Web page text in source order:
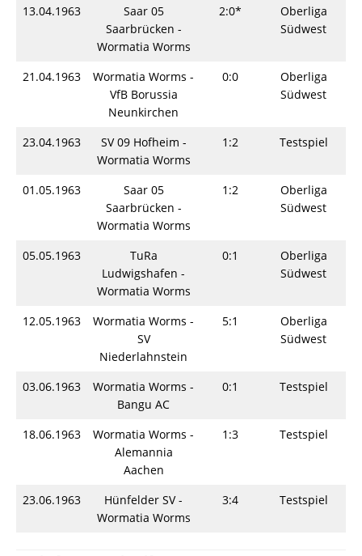
13.04.1963
Saar 05
Saarbrücken -
Wormatia Worms
2:0*
Oberliga
Südwest
21.04.1963
Wormatia Worms -
VfB Borussia
Neunkirchen
0:0
Oberliga
Südwest
23.04.1963
SV 09 Hofheim -
Wormatia Worms
1:2 Testspiel
01.05.1963
Saar 05
Saarbrücken -
Wormatia Worms
1:2
Oberliga
Südwest
05.05.1963
TuRa
Ludwigshafen -
Wormatia Worms
0:1
Oberliga
Südwest
12.05.1963
Wormatia Worms -
SV
Niederlahnstein
5:1
Oberliga
Südwest
03.06.1963
Wormatia Worms -
Bangu AC
0:1 Testspiel
18.06.1963
Wormatia Worms -
Alemannia
Aachen
1:3 Testspiel
23.06.1963
Hünfelder SV -
Wormatia Worms
3:4 Testspiel